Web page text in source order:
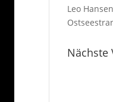
Leo
Nächste